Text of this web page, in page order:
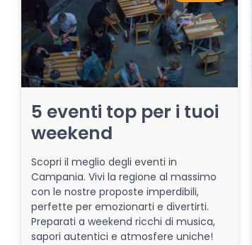
5 eventi top per i tuoi
weekend
Scopri il meglio degli eventi in
Campania. Vivi la regione al massimo
con le nostre proposte imperdibili,
perfette per emozionarti e divertirti.
Preparati a weekend ricchi di musica,
sapori autentici e atmosfere uniche!